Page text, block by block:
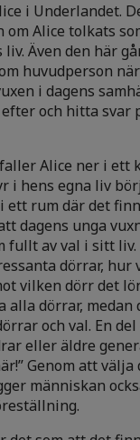
i Underlandet.
om Alice tolkats
Även den här
huvudperson
i dagens
och hitta svar
Alice ner i ett
i hens egna liv
ett rum där det
dagens unga
fullt av val i sitt
dörrar, hur
vilken dörr det
alla dörrar, medan
och val. En
eller äldre
Genom att
människan